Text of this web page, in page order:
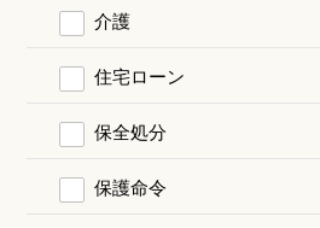
介護
住宅ローン
保全処分
保護命令